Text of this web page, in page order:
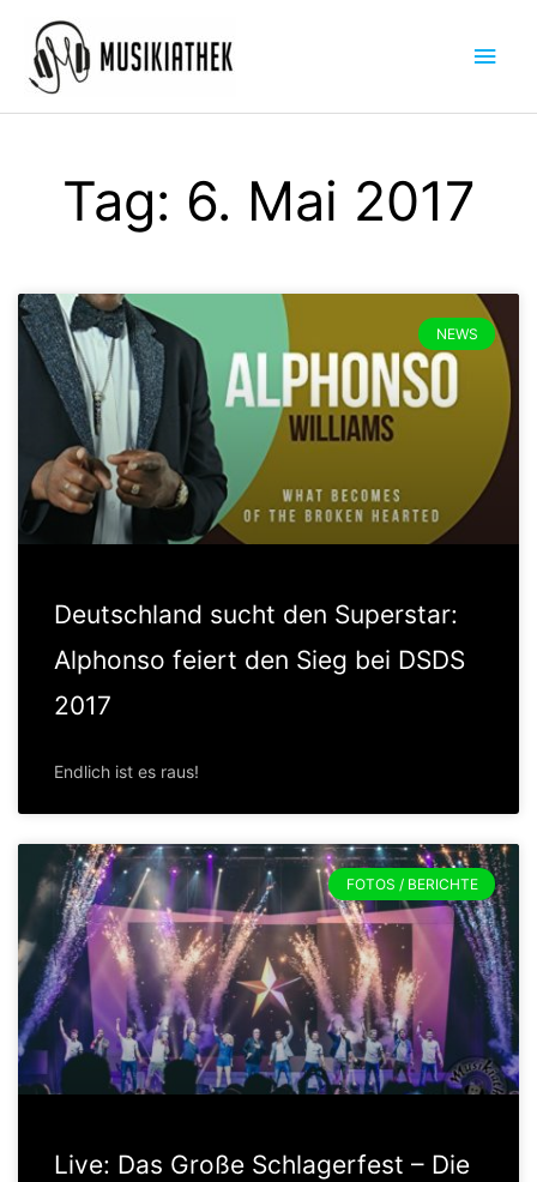
Inhalt
springen
Tag: 6. Mai 2017
NEWS
Deutschland sucht den Superstar:
Alphonso feiert den Sieg bei DSDS
2017
Endlich ist es raus!
FOTOS / BERICHTE
Live: Das Große Schlagerfest – Die